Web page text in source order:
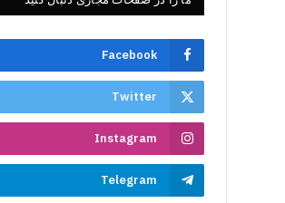
Facebook
Twitter
Instagram
Telegram